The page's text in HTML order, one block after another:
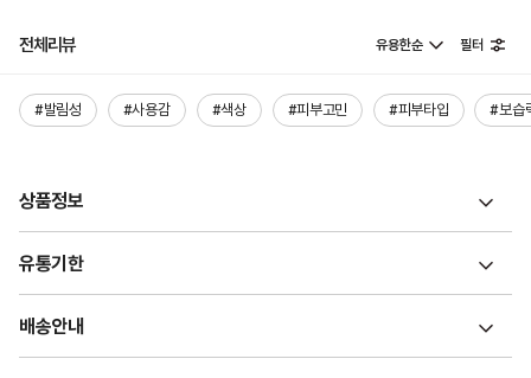
전체리뷰 유용한순 필터
#발림성 #사용감 #색상 #피부고민 #피부타입 #보습
상품정보
유통기한
배송안내